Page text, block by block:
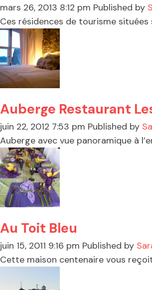
mars 26, 2013 8:12 pm Published by
Ces résidences de tourisme
Auberge Restaurant
juin 22, 2012 7:53 pm Published by
Auberge avec vue panoramique à
Au Toit Bleu
juin 15, 2011 9:16 pm Published by
Cette maison centenaire vous